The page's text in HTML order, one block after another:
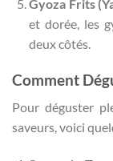
Gyoza Frits
et dorée, les
deux côtés.
Comment
Pour déguster
saveurs, voici